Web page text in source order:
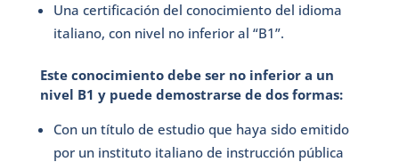
Una certificación del conocimiento del idioma
italiano, con nivel no inferior al “B1”.
Este conocimiento debe ser no inferior a un
nivel B1 y puede demostrarse de dos formas:
Con un título de estudio que haya sido emitido
por un instituto italiano de instrucción pública